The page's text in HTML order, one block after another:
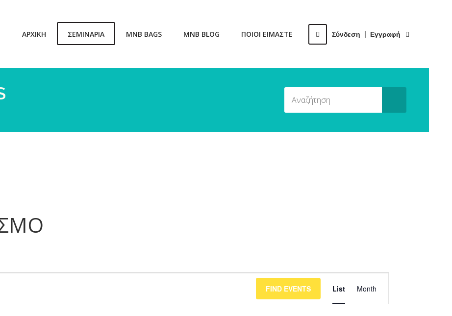
Σύνδεση Εγγραφή
ΑΡΧΙΚΗ ΣΕΜΙΝΑΡΙΑ MNB BAGS MNB BLOG ΠΟΙΟΙ ΕΙΜΑΣΤΕ
FIND EVENTS
Views
Navigation
List Month